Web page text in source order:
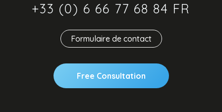
+33 (0) 6 66 77 68 84 FR
Formulaire de contact
Free Consultation